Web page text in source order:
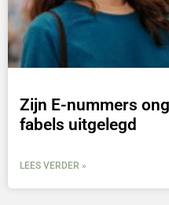
Zijn E-nummers
fabels uitgelegd
LEES VERDER »